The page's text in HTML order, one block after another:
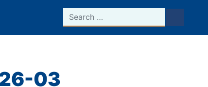
Search
03